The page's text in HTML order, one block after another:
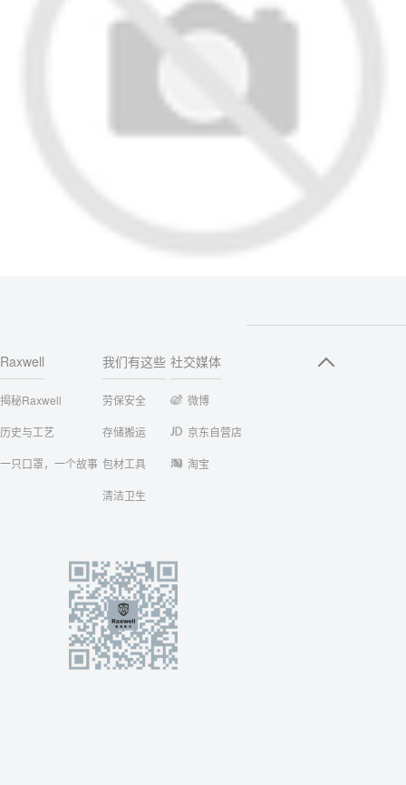
Raxwell
揭秘Raxwell
历史与工艺
一只口罩，一个故事
我们有这些
劳保安全
存储搬运
包材工具
清洁卫生
社交媒体
微博
京东自营店
淘宝